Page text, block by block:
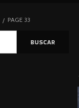
PAGE 33